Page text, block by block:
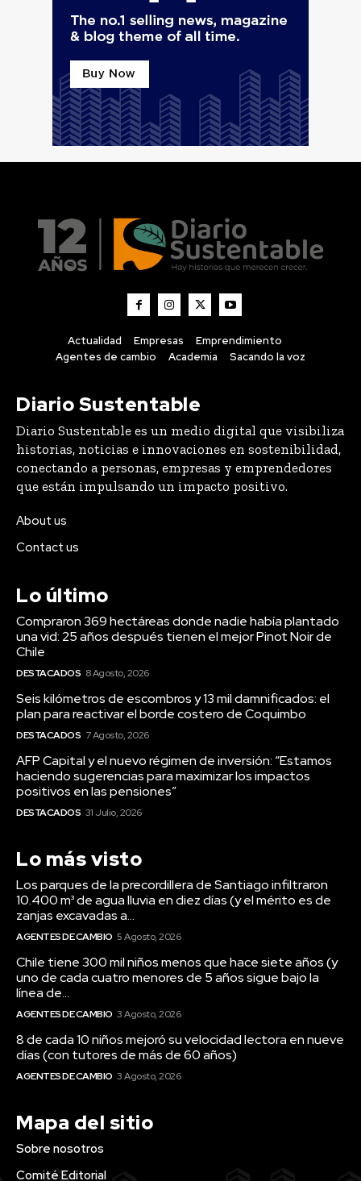
Actualidad Empresas
Emprendimiento
Agentes de cambio
Academia Sacando la voz
Diario Sustentable
Diario Sustentable es un medio digital que visibiliza
historias, noticias e innovaciones en sostenibilidad,
conectando a personas, empresas y emprendedores
que están impulsando un impacto positivo.
About us
Contact us
Lo último
Compraron 369 hectáreas donde nadie había plantado
una vid: 25 años después tienen el mejor Pinot Noir de
Chile
DESTACADOS 8 Agosto, 2026
Seis kilómetros de escombros y 13 mil damnificados: el
plan para reactivar el borde costero de Coquimbo
DESTACADOS 7 Agosto, 2026
AFP Capital y el nuevo régimen de inversión: “Estamos
haciendo sugerencias para maximizar los impactos
positivos en las pensiones”
DESTACADOS 31 Julio, 2026
Lo más visto
Los parques de la precordillera de Santiago infiltraron
10.400 m³ de agua lluvia en diez días (y el mérito es de
zanjas excavadas a...
AGENTES DE CAMBIO 5 Agosto, 2026
Chile tiene 300 mil niños menos que hace siete años (y
uno de cada cuatro menores de 5 años sigue bajo la
línea de...
AGENTES DE CAMBIO 3 Agosto, 2026
8 de cada 10 niños mejoró su velocidad lectora en nueve
días (con tutores de más de 60 años)
AGENTES DE CAMBIO 3 Agosto, 2026
Mapa del sitio
Sobre nosotros
Comité Editorial